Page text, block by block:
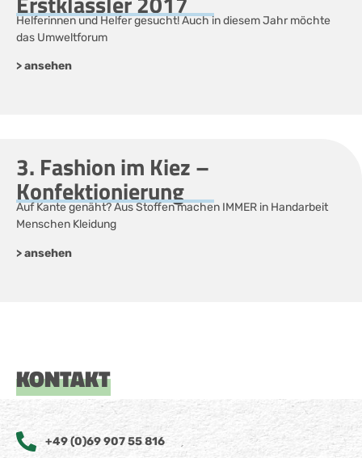
Helferinnen und Helfer gesucht! Auch in diesem Jahr möchte
das Umweltforum
> ansehen
3. Fashion im Kiez –
Konfektionierung
Auf Kante genäht? Aus Stoffen machen IMMER in Handarbeit
Menschen Kleidung
> ansehen
KONTAKT
+49 (0)69 907 55 816